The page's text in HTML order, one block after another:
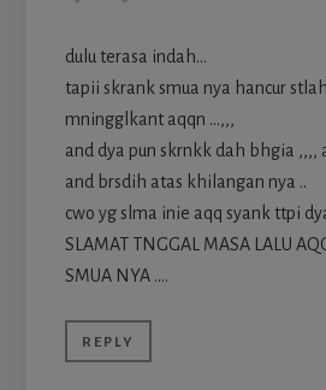
dulu terasa indah…
tapii skrank smua nya hancur
mningglkant aqqn …,,,
and dya pun skrnkk dah bhgia ,,,,
and brsdih atas khilangan nya ..
cwo yg slma inie aqq syank ttpi
SLAMAT TNGGAL MASA LALU
SMUA NYA ….
REPLY